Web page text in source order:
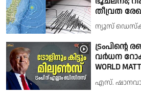
തീവ്രത
ന്യൂസ്
വര്‍ധന
WORLD
എസ്.